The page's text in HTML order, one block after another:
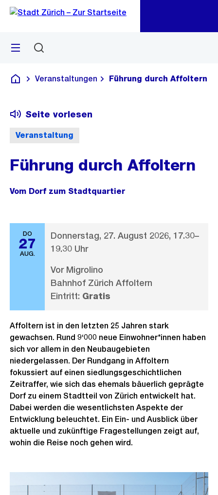
Navigation
Sprunglink
Menü
Deutsch
Veranstaltungen Führung durch Affoltern
Veranstaltung
Seite vorlesen
Führung durch Affoltern
Vom Dorf zum Stadtquartier
DO
27
AUG.
Donnerstag, 27. August 2026, 17.30–
19.30 Uhr
Vor Migrolino
Bahnhof Zürich Affoltern
Eintritt: Gratis
Affoltern ist in den letzten 25 Jahren stark
gewachsen. Rund 9‘000 neue Einwohner*innen haben
sich vor allem in den Neubaugebieten
niedergelassen. Der Rundgang in Affoltern
fokussiert auf einen siedlungsgeschichtlichen
Zeitraffer, wie sich das ehemals bäuerlich geprägte
Dorf zu einem Stadtteil von Zürich entwickelt hat.
Dabei werden die wesentlichsten Aspekte der
Entwicklung beleuchtet. Ein Ein- und Ausblick über
aktuelle und zukünftige Fragestellungen zeigt auf,
wohin die Reise noch gehen wird.